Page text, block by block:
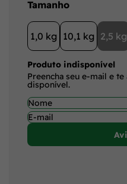
Tamanho
1,0 kg 10,1 kg 2,5 kg
Produto indisponível
Preencha seu e-mail e
disponível.